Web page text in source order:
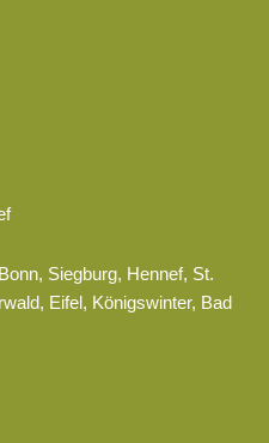
Siegburg, Hennef, St.
Eifel, Königswinter, Bad